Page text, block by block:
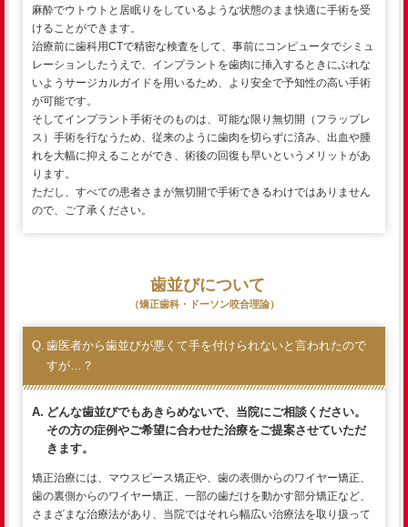
麻酔でウトウトと居眠りをしているような状態のまま快適に手術を受
けることができます。
治療前に歯科用CTで精密な検査をして、事前にコンピュータでシミュ
レーションしたうえで、インプラントを歯肉に挿入するときにぶれな
いようサージカルガイドを用いるため、より安全で予知性の高い手術
が可能です。
そしてインプラント手術そのものは、可能な限り無切開（フラップレ
ス）手術を行なうため、従来のように歯肉を切らずに済み、出血や腫
れを大幅に抑えることができ、術後の回復も早いというメリットがあ
ります。
ただし、すべての患者さまが無切開で手術できるわけではありません
ので、ご了承ください。
歯並びについて
（矯正歯科・ドーソン咬合理論）
歯医者から歯並びが悪くて手を付けられないと言われたので
すが…？
どんな歯並びでもあきらめないで、当院にご相談ください。
その方の症例やご希望に合わせた治療をご提案させていただ
きます。
矯正治療には、マウスピース矯正や、歯の表側からのワイヤー矯正、
歯の裏側からのワイヤー矯正、一部の歯だけを動かす部分矯正など、
さまざまな治療法があり、当院ではそれら幅広い治療法を取り扱って